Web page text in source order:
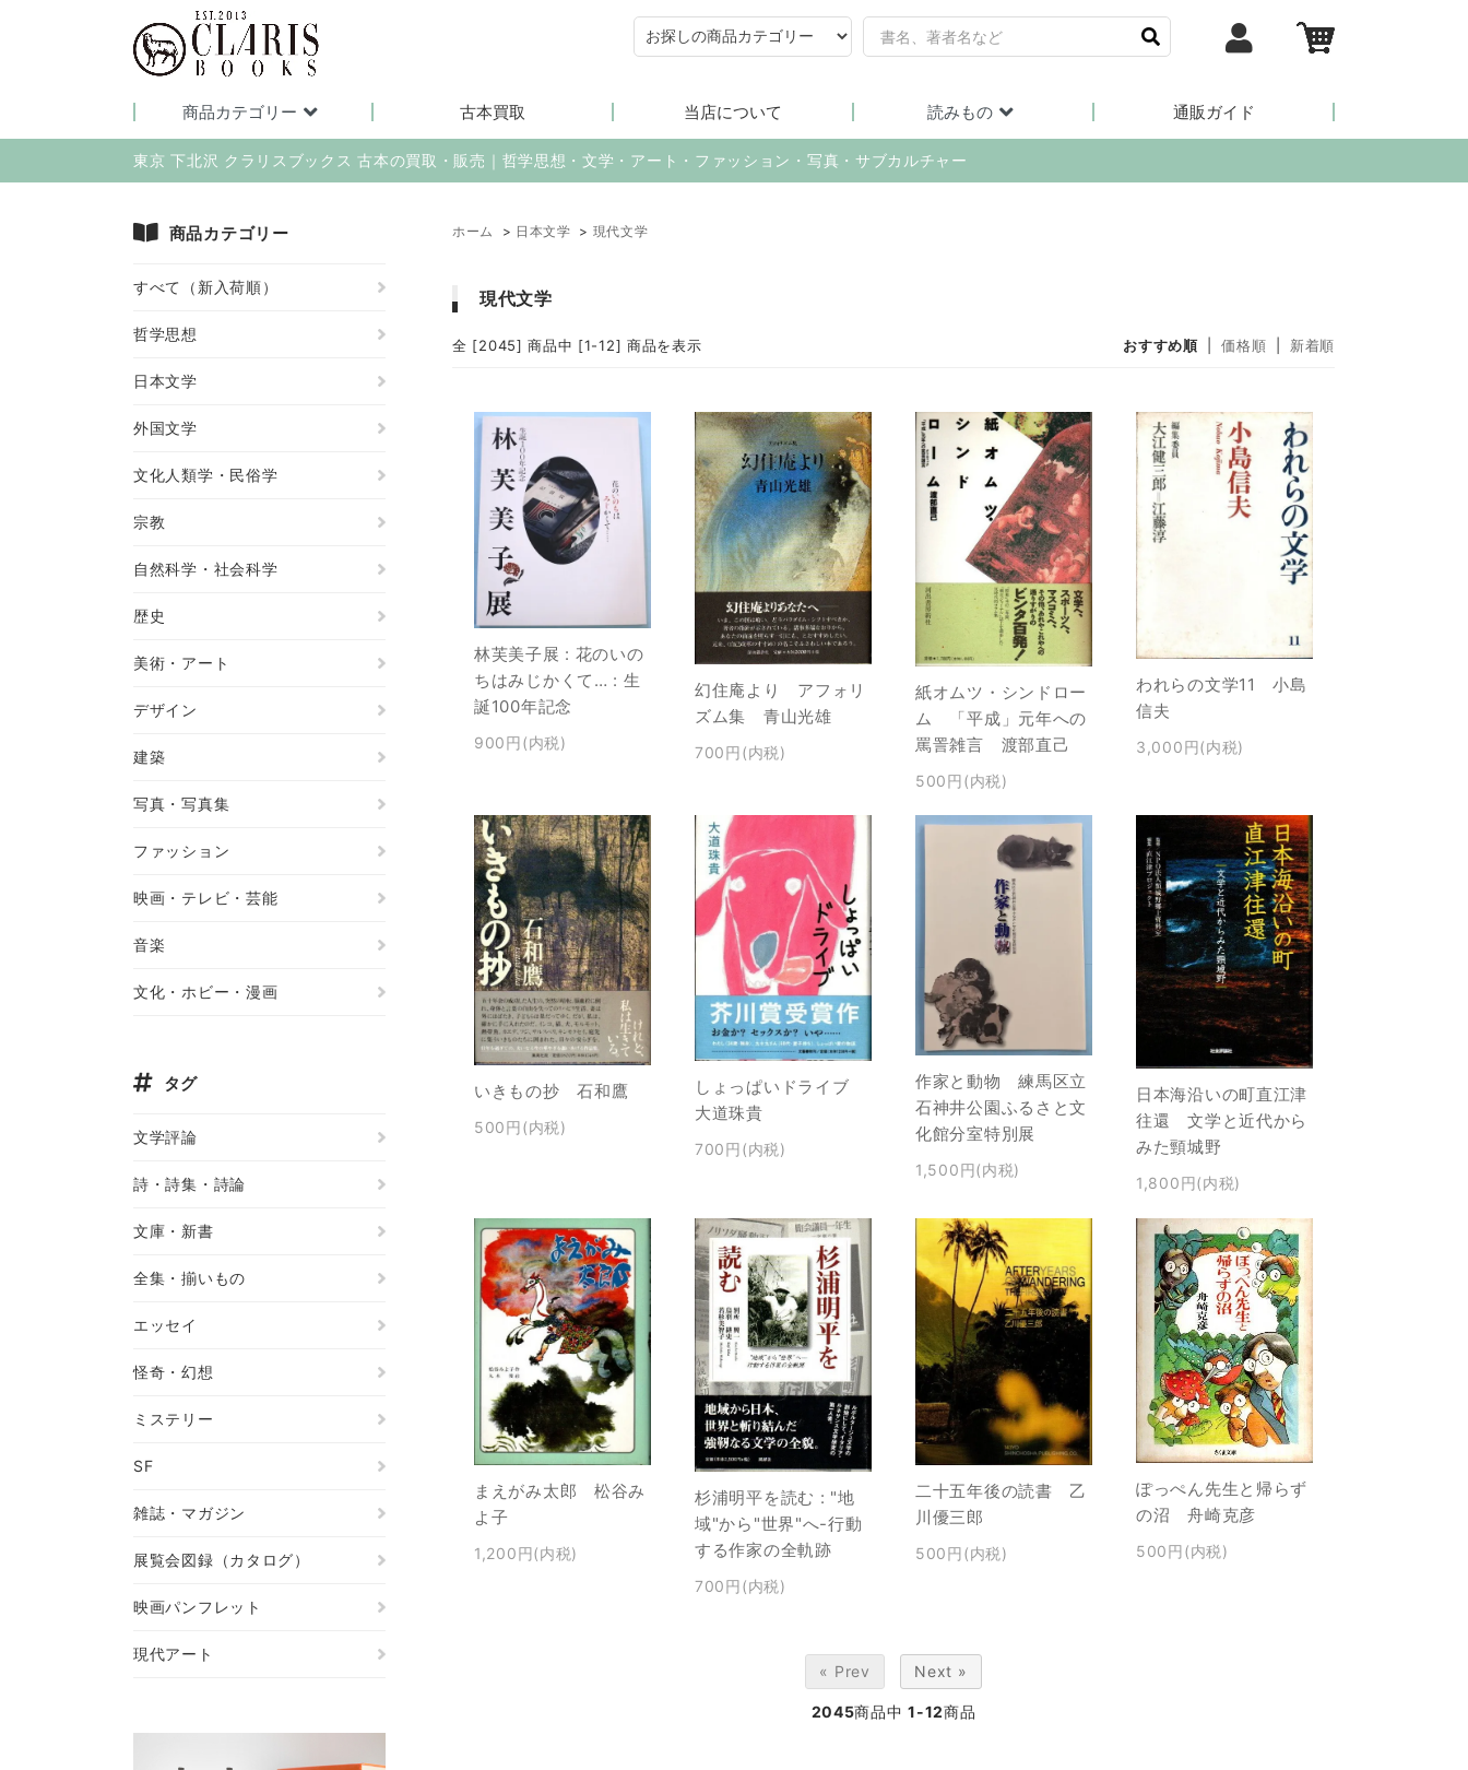
商品カテゴリー 古本買取 当店について 読みもの 通販ガイド
東京 下北沢 クラリスブックス 古本の買取・販売｜哲学思想・文学・アート・ファッション・写真・サブカルチャー
ホーム > 日本文学 > 現代文学
現代文学
全 [2045] 商品中 [1-12] 商品を表示 おすすめ順 価格順 新着順
林芙美子展 : 花のいの
ちはみじかくて… : 生
誕100年記念
900円(内税)
幻住庵より アフォリ
ズム集 青山光雄
700円(内税)
紙オムツ・シンドロー
ム 「平成」元年への
罵詈雑言 渡部直己
500円(内税)
われらの文学11 小島
信夫
3,000円(内税)
いきもの抄 石和鷹
500円(内税)
しょっぱいドライブ
大道珠貴
700円(内税)
作家と動物 練馬区立
石神井公園ふるさと文
化館分室特別展
1,500円(内税)
日本海沿いの町直江津
往還 文学と近代から
みた頸城野
1,800円(内税)
まえがみ太郎 松谷み
よ子
1,200円(内税)
杉浦明平を読む : "地
域"から"世界"へ-行動
する作家の全軌跡
700円(内税)
二十五年後の読書 乙
川優三郎
500円(内税)
ぽっぺん先生と帰らず
の沼 舟崎克彦
500円(内税)
« Prev Next »
2045商品中 1-12商品
商品カテゴリー
すべて（新入荷順）
哲学思想
日本文学
外国文学
文化人類学・民俗学
宗教
自然科学・社会科学
歴史
美術・アート
デザイン
建築
写真・写真集
ファッション
映画・テレビ・芸能
音楽
文化・ホビー・漫画
タグ
文学評論
詩・詩集・詩論
文庫・新書
全集・揃いもの
エッセイ
怪奇・幻想
ミステリー
SF
雑誌・マガジン
展覧会図録（カタログ）
映画パンフレット
現代アート